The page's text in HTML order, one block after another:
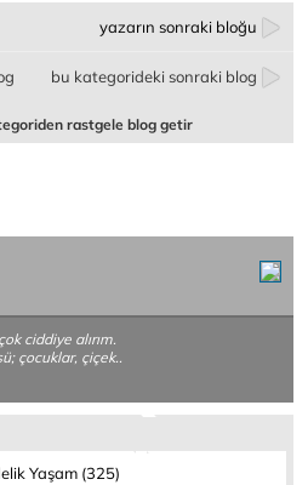
yazarın sonraki bloğu
bu kategorideki sonraki blog
rastgele blog getir
ciddiye alırım.
çocuklar, çiçek..
Yaşam (325)